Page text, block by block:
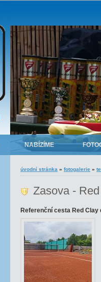
NABÍZÍME
úvodní stránka » fotogalerie »
Zasova -
Referenční cesta Red Clay